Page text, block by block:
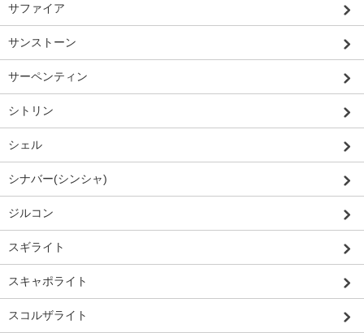
サファイア
サンストーン
サーペンティン
シトリン
シェル
シナバー(シンシャ)
ジルコン
スギライト
スキャポライト
スコルザライト